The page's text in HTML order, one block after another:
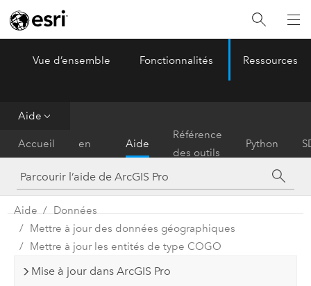
ArcGIS Pro
Vue d’ensemble Fonctionnalités Ressources
Aide
Accueil
en
main
Aide
Référence
des outils
Python
Aide
Données
Mettre à jour des données géographiques
Mettre à jour les entités de type COGO
Mise à jour dans ArcGIS Pro